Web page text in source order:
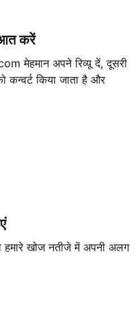
करें
मेहमान अपने रिव्यू दें, दूसरी
कन्वर्ट किया जाता है और
खोज नतीजे में अपनी अलग